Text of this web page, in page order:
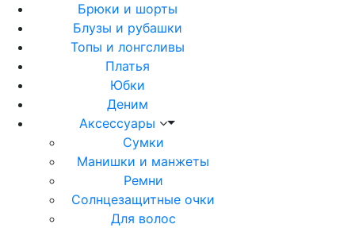
Брюки и шорты
Блузы и рубашки
Топы и лонгсливы
Платья
Юбки
Деним
Аксессуары
Сумки
Манишки и манжеты
Ремни
Солнцезащитные очки
Для волос